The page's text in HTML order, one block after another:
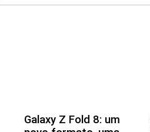
Galaxy Z Fold 8: um